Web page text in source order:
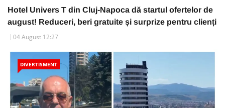
Hotel Univers T din Cluj-Napoca dă startul ofertelor de
august! Reduceri, beri gratuite și surprize pentru clienți
04 August 12:27
DIVERTISMENT